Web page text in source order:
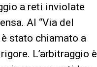
a reti inviolate
Al “Via del
è stato chiamato a
L’arbitraggio è